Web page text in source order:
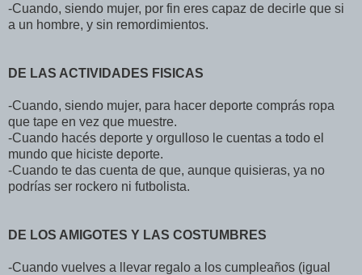
-Cuando, siendo mujer, por fin eres capaz de decirle que si
a un hombre, y sin remordimientos.
DE LAS ACTIVIDADES FISICAS
-Cuando, siendo mujer, para hacer deporte comprás ropa
que tape en vez que muestre.
-Cuando hacés deporte y orgulloso le cuentas a todo el
mundo que hiciste deporte.
-Cuando te das cuenta de que, aunque quisieras, ya no
podrías ser rockero ni futbolista.
DE LOS AMIGOTES Y LAS COSTUMBRES
-Cuando vuelves a llevar regalo a los cumpleaños (igual